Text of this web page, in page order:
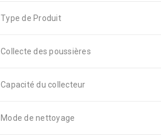
Type de Produit
Collecte des poussières
Capacité du collecteur
Mode de nettoyage